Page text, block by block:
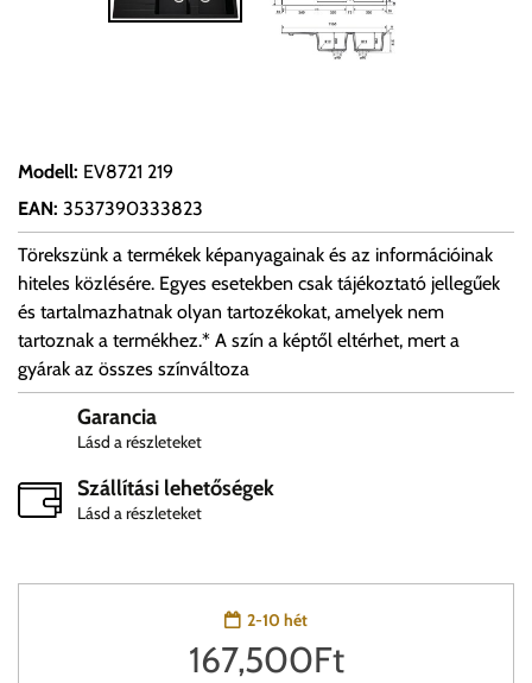
Modell: EV8721 219
EAN: 3537390333823
Törekszünk a termékek képanyagainak és az információinak
hiteles közlésére. Egyes esetekben csak tájékoztató jellegűek
és tartalmazhatnak olyan tartozékokat, amelyek nem
tartoznak a termékhez.* A szín a képtől eltérhet, mert a
gyárak az összes színváltoza
Garancia
Lásd a részleteket
Szállítási lehetőségek
Lásd a részleteket
2-10 hét
167,500Ft